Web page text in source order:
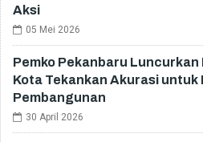
Aksi
05 Mei 2026
Pemko Pekanbaru Luncurkan
Kota Tekankan Akurasi
Pembangunan
30 April 2026